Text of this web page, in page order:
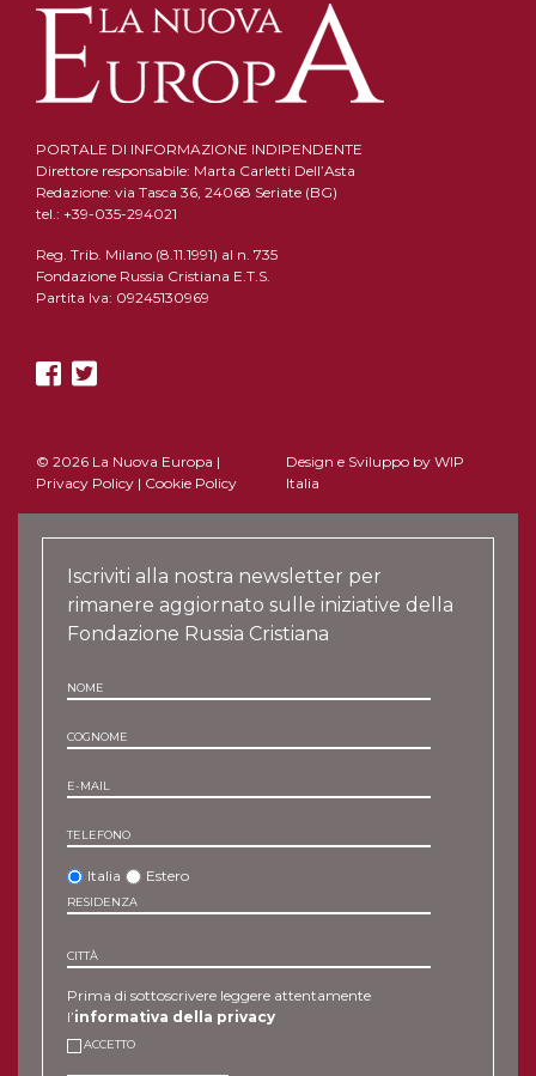
PORTALE DI INFORMAZIONE INDIPENDENTE
Direttore responsabile: Marta Carletti Dell’Asta
Redazione: via Tasca 36, 24068 Seriate (BG)
tel.: +39-035-294021
Reg. Trib. Milano (8.11.1991) al n. 735
Fondazione Russia Cristiana E.T.S.
Partita Iva: 09245130969
© 2026 La Nuova Europa |
Privacy Policy | Cookie Policy
Design e Sviluppo by WIP
Italia
Iscriviti alla nostra newsletter per
rimanere aggiornato sulle iniziative della
Fondazione Russia Cristiana
NOME
COGNOME
E-MAIL
TELEFONO
Italia Estero
RESIDENZA
CITTÀ
Prima di sottoscrivere leggere attentamente
l’informativa della privacy
ACCETTO